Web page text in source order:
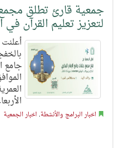
جمعية قارئ تطلق مجمع
لتعزيز تعليم القرآن
جامع
اخبار البرامج والأنشطة, اخبار الجمعية